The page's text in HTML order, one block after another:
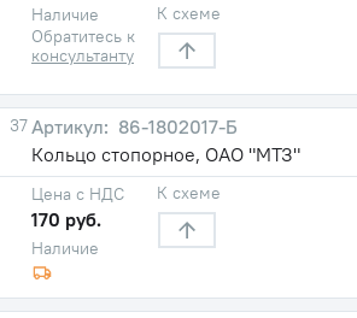
Наличие
Обратитесь к
консультанту
К схеме
37
86-1802017-Б
Кольцо стопорное, ОАО "МТЗ"
Наличие
Цена с НДС
170 руб.
К схеме